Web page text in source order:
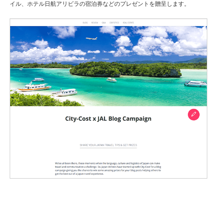
イル、ホテル日航アリビラの宿泊券などのプレゼントを贈呈します。